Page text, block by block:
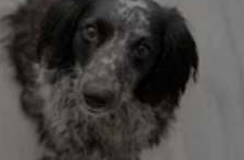
Shops
4,73/ 5